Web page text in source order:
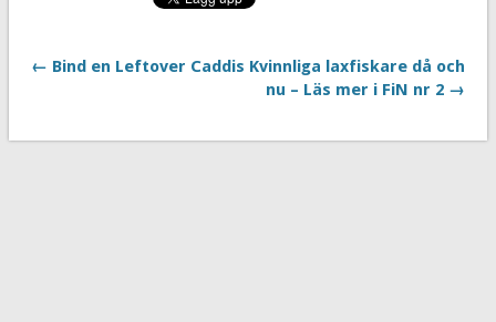
← Bind en Leftover Caddis Kvinnliga laxfiskare då och
nu – Läs mer i FiN nr 2 →